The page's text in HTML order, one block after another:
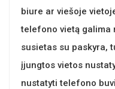
biure ar viešoje
telefono vietą galima
susietas su paskyra,
įjungtos vietos
nustatyti telefono